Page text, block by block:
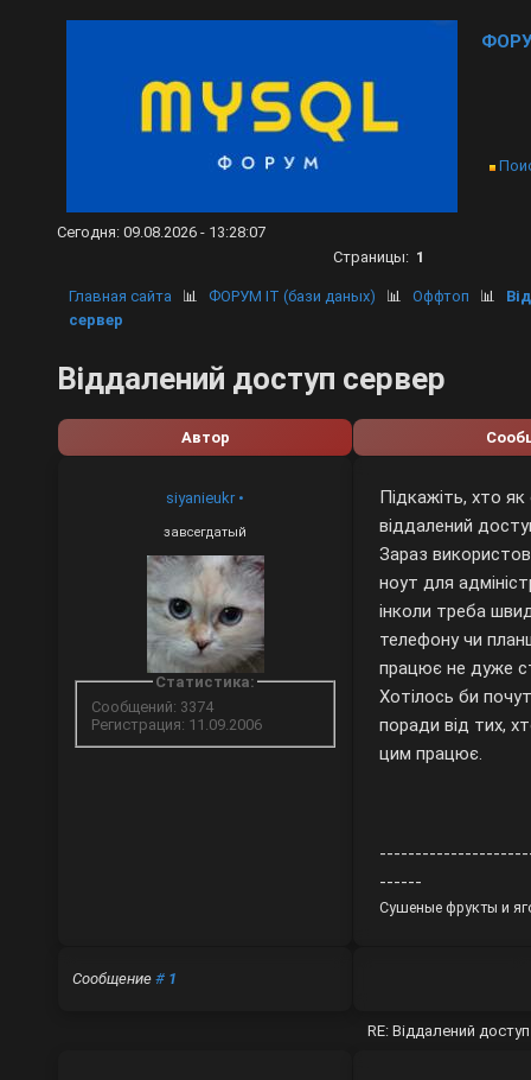
Сегодня: 09.08.2026 - 13:28:07
Страницы: 1
Главная сайта 📊 ФОРУМ IT (бази даных) 📊Оффтоп 📊
сервер
Віддалений доступ сервер
Автор
siyanieukr •
завсегдатый
Статистика:
Сообщений: 3374
Регистрация: 11.09.2006
Підкажіть, хто як
віддалений
Зараз
ноут для
інколи треба
телефону чи
працює не дуже
Хотілось би
поради від тих,
цим працює.
------
Сушеные фрукты и
Сообщение# 1
RE: Віддалений